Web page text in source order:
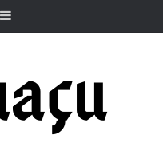
aleatório